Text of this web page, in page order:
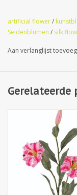
artificial flower/
Seidenblumen / silk
Aan verlanglijst
Gerelateerde